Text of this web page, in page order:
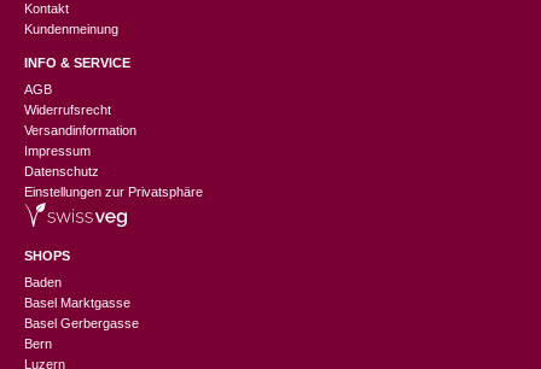
Kontakt
Kundenmeinung
INFO & SERVICE
AGB
Widerrufsrecht
Versandinformation
Impressum
Datenschutz
Einstellungen zur Privatsphäre
SHOPS
Baden
Basel Marktgasse
Basel Gerbergasse
Bern
Luzern